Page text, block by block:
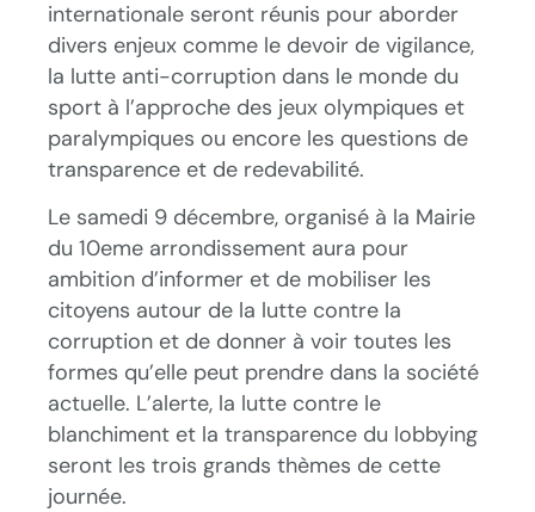
internationale seront réunis pour aborder
divers enjeux comme le devoir de vigilance,
la lutte anti-corruption dans le monde du
sport à l’approche des jeux olympiques et
paralympiques ou encore les questions de
transparence et de redevabilité.
Le samedi 9 décembre, organisé à la Mairie
du 10eme arrondissement aura pour
ambition d’informer et de mobiliser les
citoyens autour de la lutte contre la
corruption et de donner à voir toutes les
formes qu’elle peut prendre dans la société
actuelle. L’alerte, la lutte contre le
blanchiment et la transparence du lobbying
seront les trois grands thèmes de cette
journée.